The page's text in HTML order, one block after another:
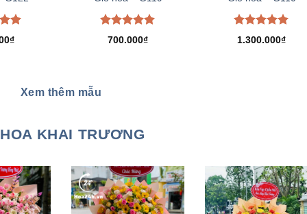
₫
Được xếp
hạng5.00
700.000₫
Được xếp
hạng5.00
1.300.000₫
Xem thêm mẫu
HOA KHAI TRƯƠNG